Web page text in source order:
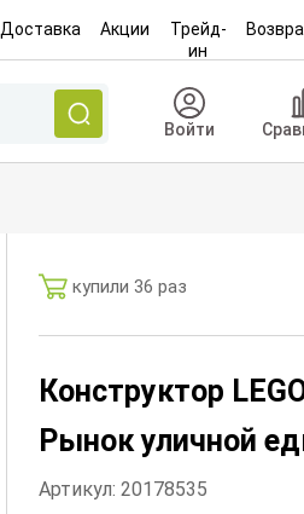
Доставка Акции
Трейд-
ин
Войти
купили 36 раз
Конструктор
Рынок уличной
Артикул: 20178535